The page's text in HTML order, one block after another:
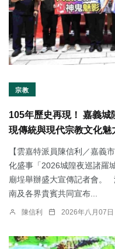
宗教
105年歷史再現！ 嘉義
現傳統與現代宗教文化魅
【雲嘉特派員陳信利／嘉義
化盛事「2026城隍夜巡諸羅
廟埕舉辦盛大宣傳記者會。
南及各界貴賓共同宣布...
陳信利 2026年八月07日